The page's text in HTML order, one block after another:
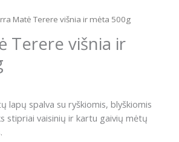
Matė Terere višnia ir mėta 500g
Terere višnia ir
lapų spalva su ryškiomis, blyškiomis
stipriai vaisinių ir kartu gaivių mėtų